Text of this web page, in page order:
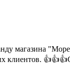
магазина
клиентов.